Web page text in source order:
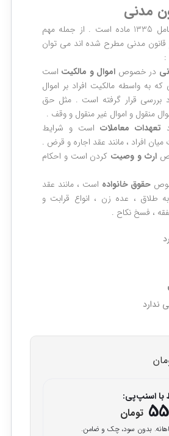
مدنی
شامل 1335 ماده است . از جمله مهم
قانون مدنی مطرح شده اند می توان
:
در خصوص اموال و مالکیت است
به واسطه مالکیت افراد بر اموال
قرار گرفته است . مثل حق
منقول و اموال غیر منقول و وقف .
تعهدات معاملات است و شرایط
افراد ، مانند عقد اجاره و قرض .
ارث و وصیت کردن است و احکام
حقوق خانواده است ، مانند عقد
طلاق ، عده زن ، انواع قرابت و
، فسخ نکاح .
ندارد
اسنپ‌پی:
تومان